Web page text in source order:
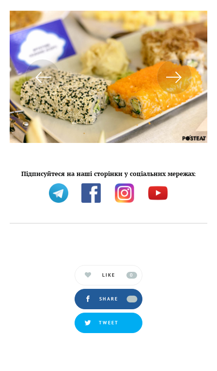
Підписуйтеся на наші сторінки у соціальних мережах:
LIKE 0
SHARE
TWEET